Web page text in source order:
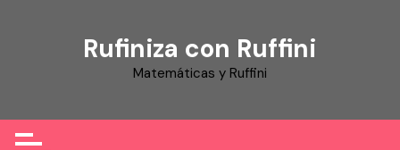
Rufiniza con Ruffini
Matemáticas y Ruffini